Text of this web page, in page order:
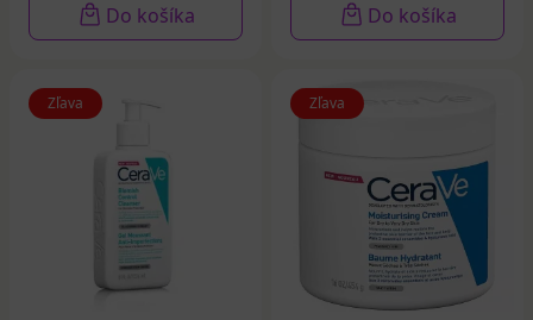
Do košíka Do košíka
Zľava Zľava